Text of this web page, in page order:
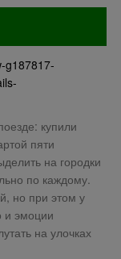
g187817-
купили
пяти
на городки
по каждому.
но при этом у
и эмоции
на улочках